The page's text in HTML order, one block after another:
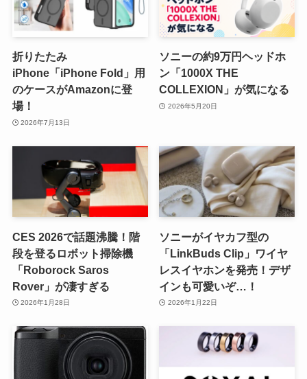
折りたたみ
iPhone「iPhone Fold」用
のケースがAmazonに登
場！
2026年7月13日
ソニーの約9万円ヘッドホ
ン「1000X THE
COLLEXION」が気になる
2026年5月20日
CES 2026で話題沸騰！階
段を登るロボット掃除機
「Roborock Saros
Rover」が凄すぎる
2026年1月28日
ソニーがイヤカフ型の
「LinkBuds Clip」ワイヤ
レスイヤホンを発売！デザ
インも可愛いぞ…！
2026年1月22日